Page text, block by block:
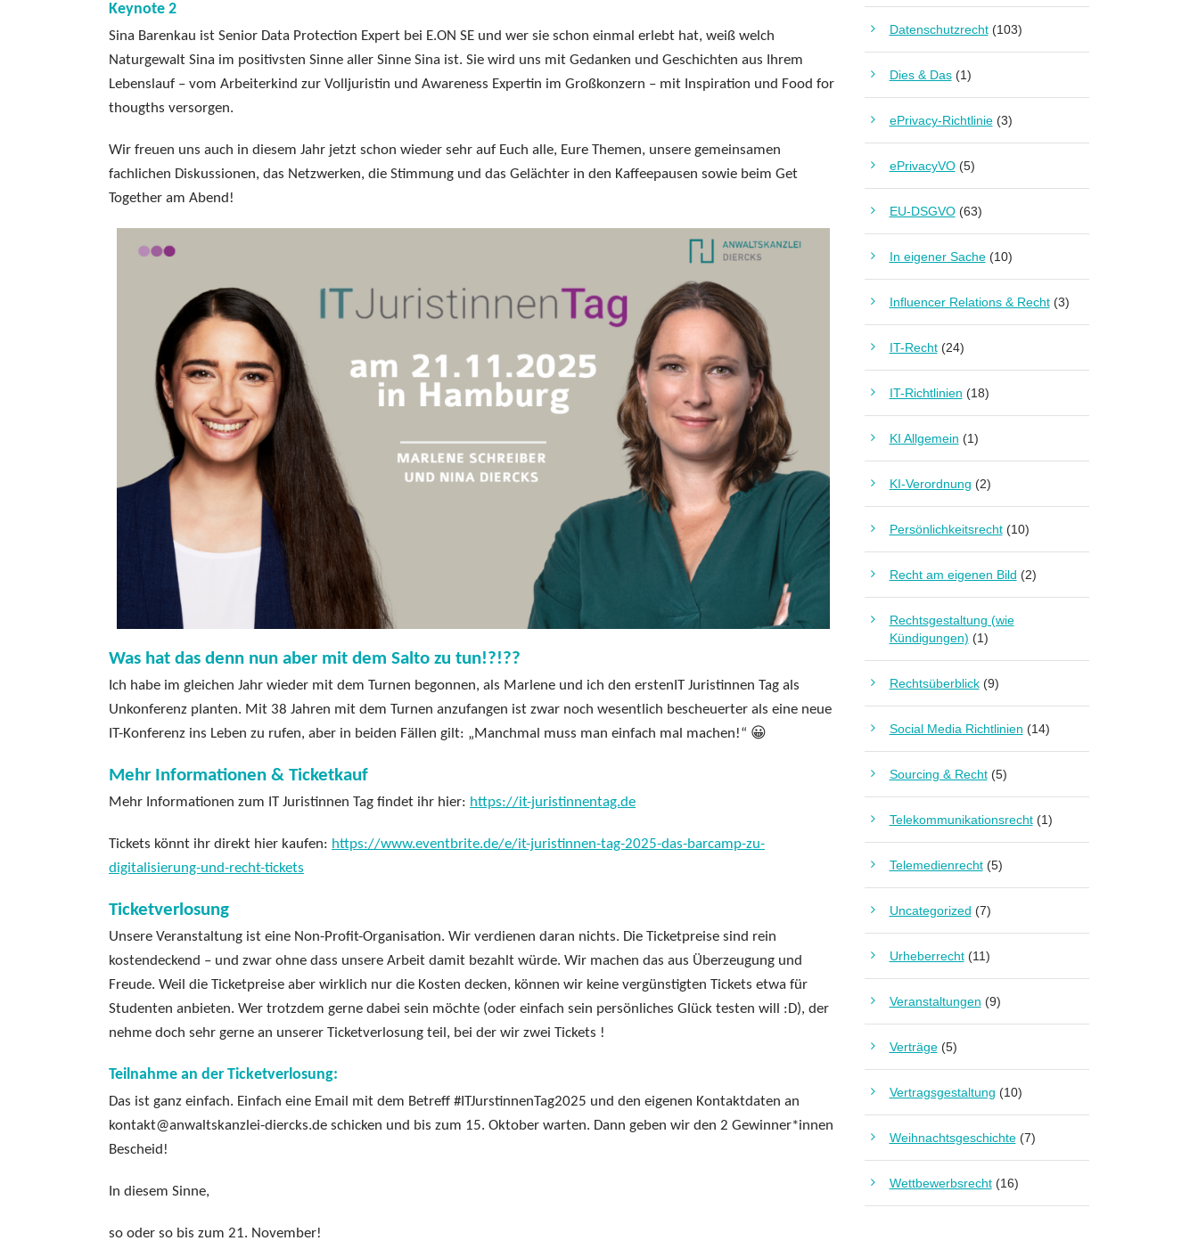
Keynote 2
Sina Barenkau ist Senior Data Protection Expert bei E.ON SE und wer sie schon einmal erlebt hat, weiß welch
Naturgewalt Sina im positivsten Sinne aller Sinne Sina ist. Sie wird uns mit Gedanken und Geschichten aus Ihrem
Lebenslauf – vom Arbeiterkind zur Volljuristin und Awareness Expertin im Großkonzern – mit Inspiration und Food for
thougths versorgen.
Wir freuen uns auch in diesem Jahr jetzt schon wieder sehr auf Euch alle, Eure Themen, unsere gemeinsamen
fachlichen Diskussionen, das Netzwerken, die Stimmung und das Gelächter in den Kaffeepausen sowie beim Get
Together am Abend!
Was hat das denn nun aber mit dem Salto zu tun!?!??
Ich habe im gleichen Jahr wieder mit dem Turnen begonnen, als Marlene und ich den erstenIT Juristinnen Tag als
Unkonferenz planten. Mit 38 Jahren mit dem Turnen anzufangen ist zwar noch wesentlich bescheuerter als eine neue
IT-Konferenz ins Leben zu rufen, aber in beiden Fällen gilt: „Manchmal muss man einfach mal machen!“ 😀
Mehr Informationen & Ticketkauf
Mehr Informationen zum IT Juristinnen Tag findet ihr hier: https://it-juristinnentag.de
Tickets könnt ihr direkt hier kaufen: https://www.eventbrite.de/e/it-juristinnen-tag-2025-das-barcamp-zu-
digitalisierung-und-recht-tickets
Ticketverlosung
Unsere Veranstaltung ist eine Non-Profit-Organisation. Wir verdienen daran nichts. Die Ticketpreise sind rein
kostendeckend – und zwar ohne dass unsere Arbeit damit bezahlt würde. Wir machen das aus Überzeugung und
Freude. Weil die Ticketpreise aber wirklich nur die Kosten decken, können wir keine vergünstigten Tickets etwa für
Studenten anbieten. Wer trotzdem gerne dabei sein möchte (oder einfach sein persönliches Glück testen will :D), der
nehme doch sehr gerne an unserer Ticketverlosung teil, bei der wir zwei Tickets !
Teilnahme an der Ticketverlosung:
Das ist ganz einfach. Einfach eine Email mit dem Betreff #ITJurstinnenTag2025 und den eigenen Kontaktdaten an
kontakt@anwaltskanzlei-diercks.de schicken und bis zum 15. Oktober warten. Dann geben wir den 2 Gewinner*innen
Bescheid!
In diesem Sinne,
so oder so bis zum 21. November!
Datenschutzrecht(103)
Dies & Das(1)
ePrivacy-Richtlinie(3)
ePrivacyVO(5)
EU-DSGVO(63)
In eigener Sache(10)
Influencer Relations & Recht(3)
IT-Recht(24)
IT-Richtlinien (18)
KI Allgemein (1)
KI-Verordnung (2)
Persönlichkeitsrecht(10)
Recht am eigenen Bild (2)
Rechtsgestaltung (wie
Kündigungen) (1)
Rechtsüberblick(9)
Social Media Richtlinien (14)
Sourcing & Recht(5)
Telekommunikationsrecht(1)
Telemedienrecht(5)
Uncategorized (7)
Urheberrecht(11)
Veranstaltungen (9)
Verträge(5)
Vertragsgestaltung (10)
Weihnachtsgeschichte(7)
Wettbewerbsrecht(16)